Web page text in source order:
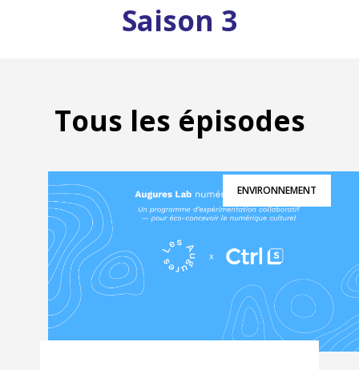
Saison 3
Tous les épisodes
ENVIRONNEMENT